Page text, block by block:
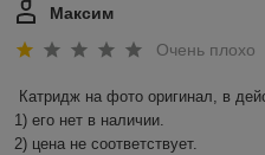
Максим
Очень плохо
Катридж на фото оригинал, в
1) его нет в наличии.
2) цена не соответствует.